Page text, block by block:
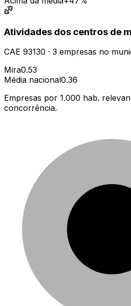
Atividades dos centros de
CAE 93130 · 3 empresas no
Mira0.53
Média nacional0.36
Empresas por 1.000 hab.
concorrência.